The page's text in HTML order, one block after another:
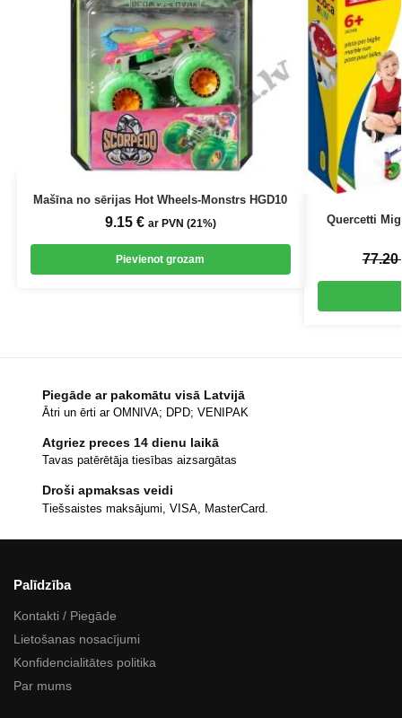
Mašīna no sērijas Hot Wheels-Monstrs HGD10
9.15 € ar PVN (21%)
Pievienot grozam
Quercetti
77.20
Piegāde ar pakomātu visā Latvijā
Ātri un ērti ar OMNIVA; DPD; VENIPAK
Atgriez preces 14 dienu laikā
Tavas patērētāja tiesības aizsargātas
Droši apmaksas veidi
Tiešsaistes maksājumi, VISA, MasterCard.
Palīdzība
Kontakti / Piegāde
Lietošanas nosacījumi
Konfidencialitātes politika
Par mums